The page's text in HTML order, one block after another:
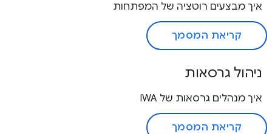
איך מבצעים רוטציה של המפתחות
קריאת המסמך
ניהול גרסאות
איך מנהלים גרסאות של IWA
קריאת המסמך